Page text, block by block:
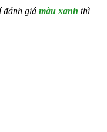
đánh giá màu xanh thì